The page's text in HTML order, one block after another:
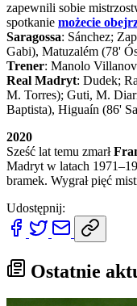
zapewnili sobie
spotkanie możecie
Saragossa: Sánchez;
Gabi), Matuzalém (78'
Trener: Manolo
Real Madryt: Dudek;
M. Torres); Guti, M.
Baptista), Higuaín (86'
2020
Sześć lat temu zmarł
Madryt w latach
bramek. Wygrał pięć
Udostępnij:
Ostatnie